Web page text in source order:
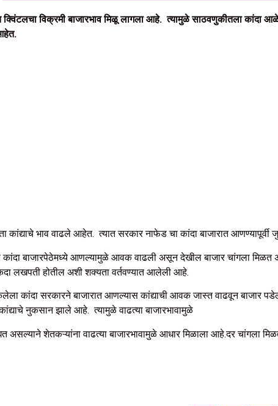
क्विंटलचा विक्रमी बाजारभाव मिळू लागला आहे. त्यामुळे साठवणुकीतला कांदा
कांद्याचे भाव वाढले आहेत. त्यात सरकार नाफेड चा कांदा बाजारात
बाजारपेठेमध्ये आणल्यामुळे आवक वाढली असून देखील बाजार चांगला
लखपती होतील अशी शक्यता वर्तवण्यात आलेली आहे.
कांदा सरकारने बाजारात आणल्यास कांद्याची आवक जास्त वाढवून बाजार
नुकसान झाले आहे. त्यामुळे वाढत्या बाजारभावामुळे
असल्याने शेतकऱ्यांना वाढत्या बाजारभावामुळे आधार मिळाला आहे.दर चांगला